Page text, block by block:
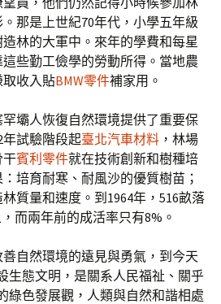
。那是上世紀70年代，小學五年級
林的大軍中。來年的學費和每星
些勤工儉學的勞動所得。當地農
取收入貼BMW零件補家用。
壩人恢復自然環境提供了重要保
年試驗階段起臺北汽車材料 ，林場
干賓利零件就在技術創新和樹種培
培育耐寒、耐風沙的優質樹苗；
質量和速度。到1964年，516畝落
而兩年前的成活率只有8%。
自然環境的遠見與勇氣，到今天
生態文明，是關系人民福祉、關乎
綠色發展觀，人類與自然和諧相處